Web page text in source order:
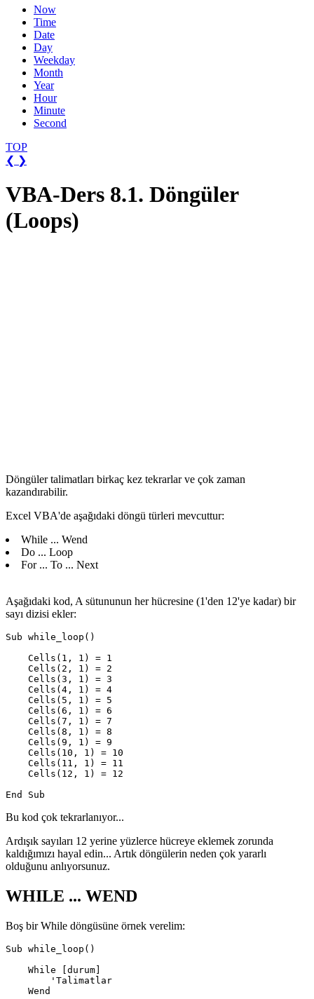
Now
Time
Date
Day
Weekday
Month
Year
Hour
Minute
Second
TOP
❮ ❯
VBA-Ders 8.1. Döngüler
(Loops)
Döngüler talimatları birkaç kez tekrarlar ve çok zaman
kazandırabilir.
Excel VBA'de aşağıdaki döngü türleri mevcuttur:
While ... Wend
Do ... Loop
For ... To ... Next
Aşağıdaki kod, A sütununun her hücresine (1'den 12'ye kadar) bir
sayı dizisi ekler:
Sub while_loop()
    Cells(1, 1) = 1
    Cells(2, 1) = 2
    Cells(3, 1) = 3
    Cells(4, 1) = 4
    Cells(5, 1) = 5
    Cells(6, 1) = 6
    Cells(7, 1) = 7
    Cells(8, 1) = 8
    Cells(9, 1) = 9
    Cells(10, 1) = 10
    Cells(11, 1) = 11
    Cells(12, 1) = 12
Bu kod çok tekrarlanıyor...
Ardışık sayıları 12 yerine yüzlerce hücreye eklemek zorunda
kaldığımızı hayal edin... Artık döngülerin neden çok yararlı
olduğunu anlıyorsunuz.
WHILE ... WEND
Boş bir While döngüsüne örnek verelim:
Sub while_loop()
    While [durum]
        'Talimatlar
    Wend